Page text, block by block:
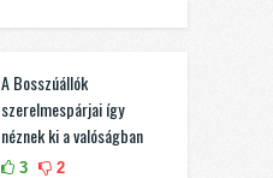
A Bosszúállók
szerelmespárjai így
néznek ki a valóságban
3 2